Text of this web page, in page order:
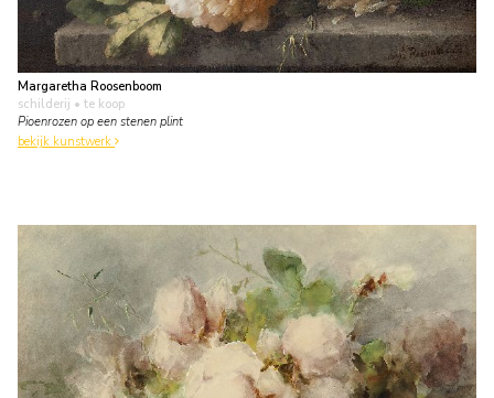
Margaretha Roosenboom
schilderij • te koop
Pioenrozen op een stenen plint
bekijk kunstwerk